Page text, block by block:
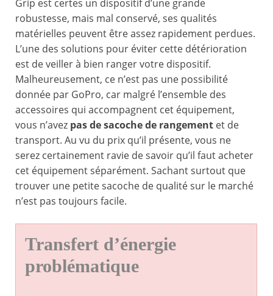
Grip est certes un dispositif d’une grande
robustesse, mais mal conservé, ses qualités
matérielles peuvent être assez rapidement perdues.
L’une des solutions pour éviter cette détérioration
est de veiller à bien ranger votre dispositif.
Malheureusement, ce n’est pas une possibilité
donnée par GoPro, car malgré l’ensemble des
accessoires qui accompagnent cet équipement,
vous n’avez pas de sacoche de rangement et de
transport. Au vu du prix qu’il présente, vous ne
serez certainement ravie de savoir qu’il faut acheter
cet équipement séparément. Sachant surtout que
trouver une petite sacoche de qualité sur le marché
n’est pas toujours facile.
Transfert d’énergie
problématique